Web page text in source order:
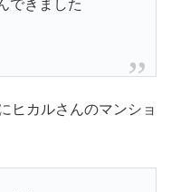
できました
ヒカルさんのマンショ